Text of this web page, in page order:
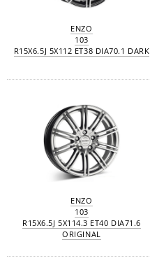
ENZO
103
R15X6.5J 5X112 ET38 DIA70.1 DARK
ENZO
103
R15X6.5J 5X114.3 ET40 DIA71.6
ORIGINAL